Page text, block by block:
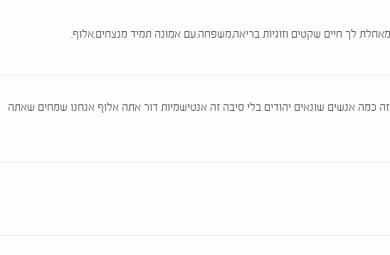
לך חיים שקטים וזוגיות בריאה,משפחה.עם אמונה תמיד מנצחים.אלוף.
כמה אנשים שונאים יהודים בלי סיבה זה אנטישמיות דור אתה אלוף אנחנו שמחים שאתה